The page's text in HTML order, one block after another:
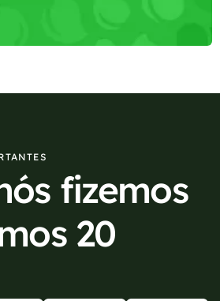
fizemos
20